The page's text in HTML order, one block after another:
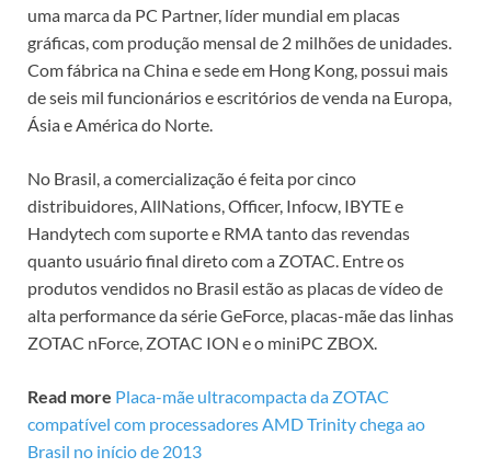
uma marca da PC Partner, líder mundial em placas
gráficas, com produção mensal de 2 milhões de unidades.
Com fábrica na China e sede em Hong Kong, possui mais
de seis mil funcionários e escritórios de venda na Europa,
Ásia e América do Norte.
No Brasil, a comercialização é feita por cinco
distribuidores, AllNations, Officer, Infocw, IBYTE e
Handytech com suporte e RMA tanto das revendas
quanto usuário final direto com a ZOTAC. Entre os
produtos vendidos no Brasil estão as placas de vídeo de
alta performance da série GeForce, placas-mãe das linhas
ZOTAC nForce, ZOTAC ION e o miniPC ZBOX.
Read more Placa-mãe ultracompacta da ZOTAC
compatível com processadores AMD Trinity chega ao
Brasil no início de 2013